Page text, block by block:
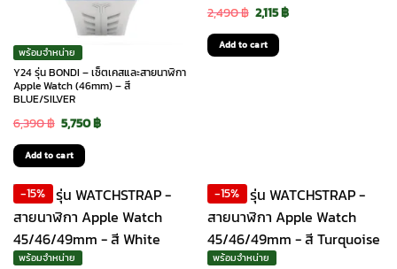
พร้อมจำหน่าย
Y24 รุ่น BONDI – เซ็ตเคสและสายนาฬิกา
Apple Watch (46mm) – สี
BLUE/SILVER
6,390฿ Original
price
was:
6,390 ฿.
5,750฿Current
5,750 ฿.
Add to cart
2,490฿ Original
price
was:
2,115฿Current
Add to cart
-15%
พร้อมจำหน่าย
-15%
พร้อมจำหน่าย